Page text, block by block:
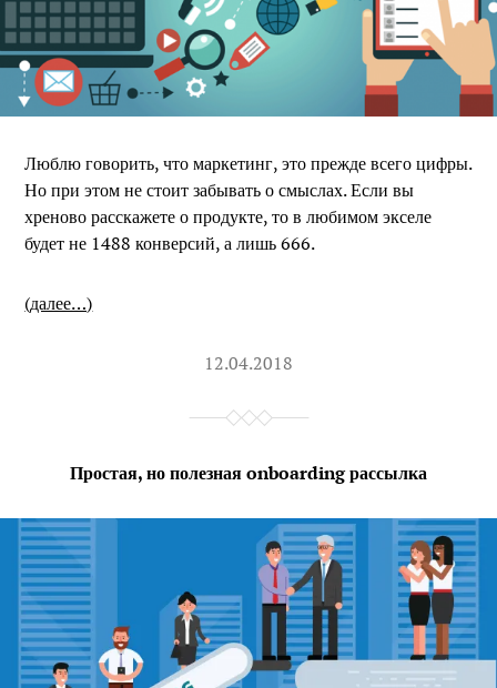
Люблю говорить, что маркетинг, это прежде всего цифры.
Но при этом не стоит забывать о смыслах. Если вы
хреново расскажете о продукте, то в любимом экселе
будет не 1488 конверсий, а лишь 666.
(далее…)
12.04.2018
Простая, но полезная onboarding рассылка